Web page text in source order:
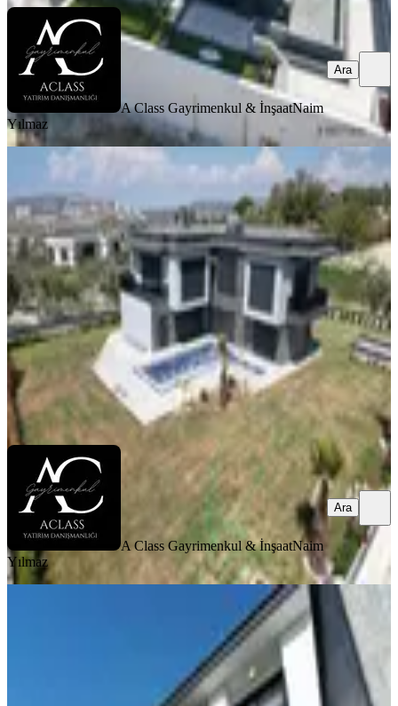
A Class Gayrimenkul & İnşaatNaim
Yılmaz
Ara
SIFIR BİNA
Manzara-özel Otopark/havuz-1200
M2 Bahçe-full Donanımlı Akıllı
Sistem-6+2 Malikane
Kuşadası, Karaova Mahallesi
6+2·219 m²· 03.09.2024
49.999.999 ₺
A Class Gayrimenkul & İnşaatNaim Yılmaz
Ara
A Class Gayrimenkul & İnşaatNaim
Yılmaz
Ara
Özel Havuz/otopark-bahçe-hamam-
sauna-sınema-fıtness-asansor-enerji
Üreten-akıllı Ev -malikane
Kuşadası, Yaylaköy Mahallesi